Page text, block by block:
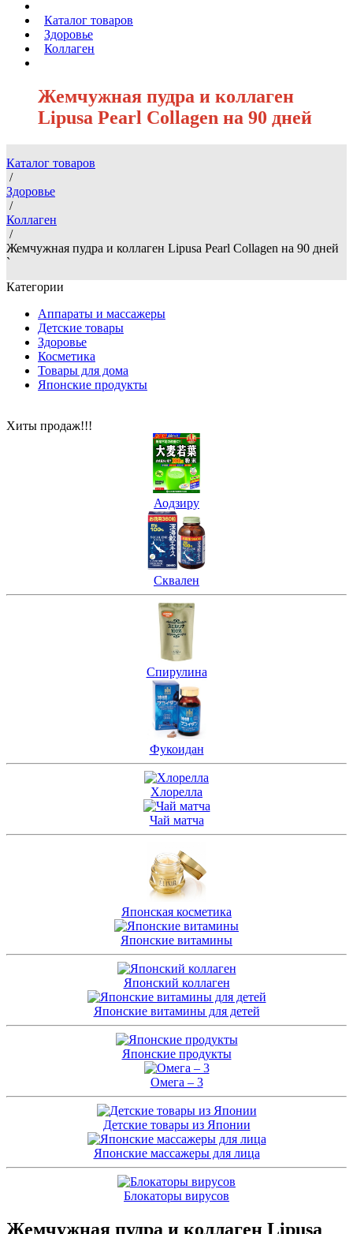
Каталог товаров
Здоровье
Коллаген
Жемчужная пудра и коллаген
Lipusa Pearl Collagen на 90 дней
Каталог товаров
/
Здоровье
/
Коллаген
/
Жемчужная пудра и коллаген Lipusa Pearl Collagen на 90 дней
`
Категории
Аппараты и массажеры
Детские товары
Здоровье
Косметика
Товары для дома
Японские продукты
Хиты продаж!!!
Аодзиру
Сквален
Спирулина
Фукоидан
Хлорелла
Чай матча
Японская косметика
Японские витамины
Японский коллаген
Японские витамины для детей
Японские продукты
Омега – 3
Детские товары из Японии
Японские массажеры для лица
Блокаторы вирусов
Жемчужная пудра и коллаген Lipusa